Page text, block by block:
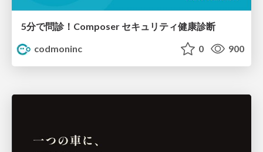
5分で問診！Composer セキュリティ健康診断
codmoninc
0 900